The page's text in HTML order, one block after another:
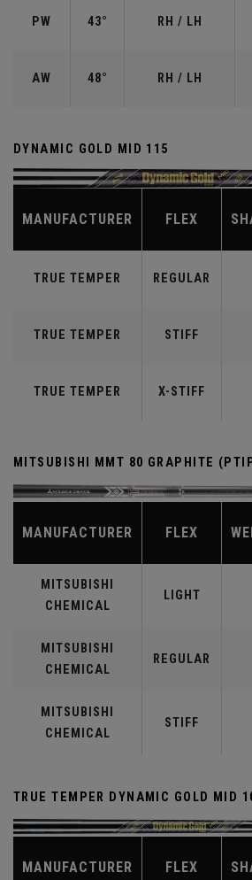
PW 43° RH / LH
AW 48° RH / LH
DYNAMIC GOLD MID 115
MANUFACTURER FLEX
TRUE TEMPER REGULAR
TRUE TEMPER STIFF
TRUE TEMPER X-STIFF
MITSUBISHI MMT 80 GRAPHITE
MANUFACTURER FLEX
MITSUBISHI
CHEMICAL
LIGHT
MITSUBISHI
CHEMICAL
REGULAR
MITSUBISHI
CHEMICAL
STIFF
TRUE TEMPER DYNAMIC GOLD MID
MANUFACTURER FLEX